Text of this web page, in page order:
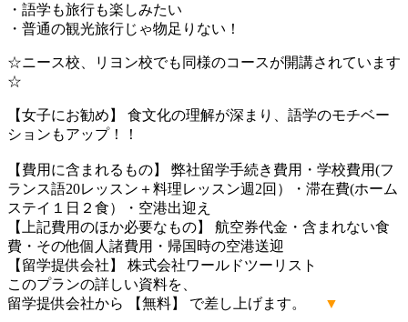
・語学も旅行も楽しみたい
・普通の観光旅行じゃ物足りない！
☆ニース校、リヨン校でも同様のコースが開講されています
☆
【女子にお勧め】 食文化の理解が深まり、語学のモチベー
ションもアップ！！
【費用に含まれるもの】 弊社留学手続き費用・学校費用(フ
ランス語20レッスン＋料理レッスン週2回）・滞在費(ホーム
ステイ１日２食）・空港出迎え
【上記費用のほか必要なもの】 航空券代金・含まれない食
費・その他個人諸費用・帰国時の空港送迎
【留学提供会社】 株式会社ワールドツーリスト
このプランの詳しい資料を、
留学提供会社から 【無料】 で差し上げます。
▼